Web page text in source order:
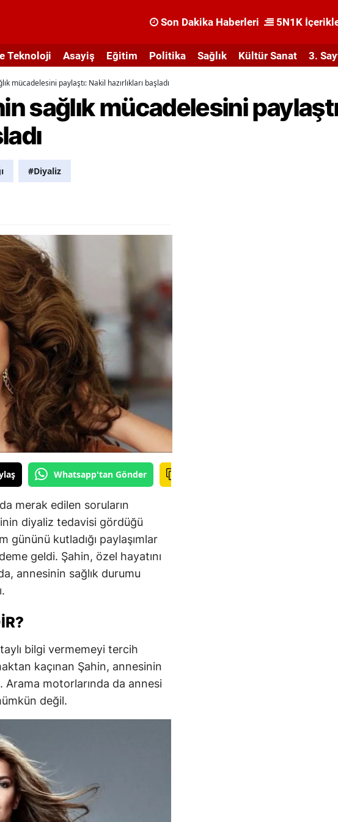
Son Dakika Haberleri 5N1K
Teknoloji Asayiş Eğitim Politika Sağlık Kültür Sanat 3.
mücadelesini paylaştı: Nakil hazırlıkları başladı
sağlık mücadelesini
#Diyaliz
Whatsapp'tan Gönder
merak edilen soruların
diyaliz tedavisi gördüğü
kutladığı paylaşımlar
geldi. Şahin, özel hayatını
annesinin sağlık durumu
bilgi vermemeyi tercih
kaçınan Şahin, annesinin
Arama motorlarında da annesi
değil.